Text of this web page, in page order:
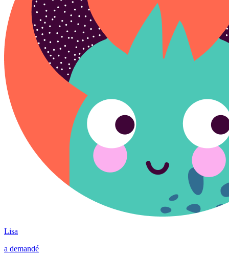
Lisa
a demandé